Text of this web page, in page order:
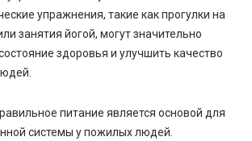
упражнения, такие как прогулки на
занятия йогой, могут значительно
здоровья и улучшить качество
питание является основой для
системы у пожилых людей.